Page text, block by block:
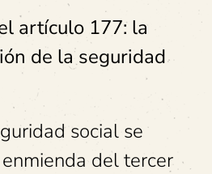
artículo 177: la
de la seguridad
social se
del tercer